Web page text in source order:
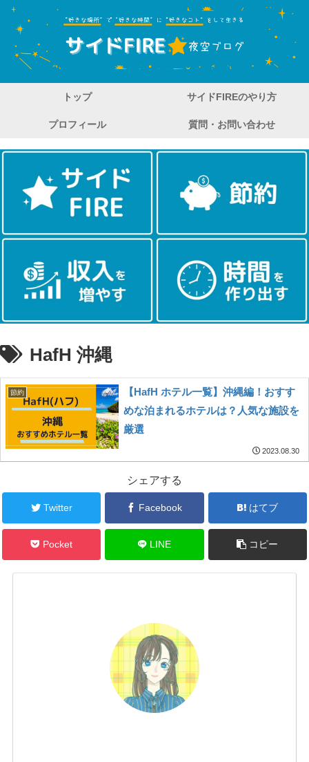
トップ サイドFIREのやり方
プロフィール 質問・お問い合わせ
HafH 沖縄
節約
【HafH ホテル一覧】沖縄編！おすす
めな泊まれるホテルは？人気な施設を
厳選
2023.08.30
シェアする
Twitter Facebook はてブ
Pocket LINE コピー